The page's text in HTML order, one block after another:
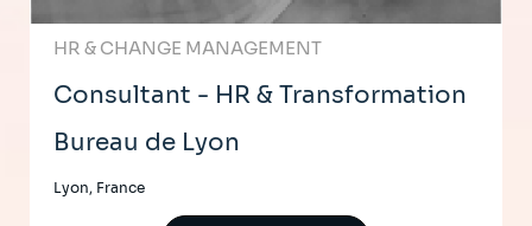
HR & CHANGE MANAGEMENT
Consultant - HR & Transformation
Bureau de Lyon
Lyon, France